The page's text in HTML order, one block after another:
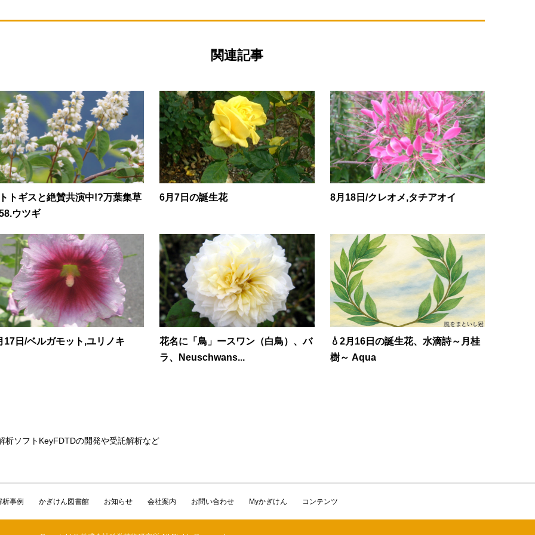
関連記事
トギスと絶賛共演中!?万葉集草
ウツギ
6月7日の誕生花 8月18日/クレオメ,タチアオイ
17日/ベルガモット,ユリノキ
花名に「鳥」ースワン（白鳥）、バ
ラ、Neuschwans...
💧2月16日の誕生花、水滴詩～月桂
樹～ Aqua
析ソフトKeyFDTDの開発や受託解析など
事例 かぎけん図書館 お知らせ 会社案内 お問い合わせ Myかぎけん コンテンツ